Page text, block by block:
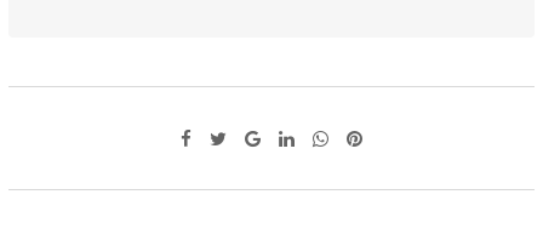
Google+LinkedInWhatsapp
Pinterest